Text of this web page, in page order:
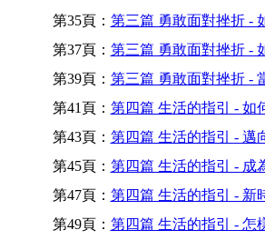
第35頁： 第三篇 勇敢面對挫折 -
第37頁： 第三篇 勇敢面對挫折 -
第39頁： 第三篇 勇敢面對挫折 -
第41頁： 第四篇 生活的指引 - 如
第43頁： 第四篇 生活的指引 - 邁
第45頁： 第四篇 生活的指引 - 成
第47頁： 第四篇 生活的指引 - 新
第49頁： 第四篇 生活的指引 - 怎